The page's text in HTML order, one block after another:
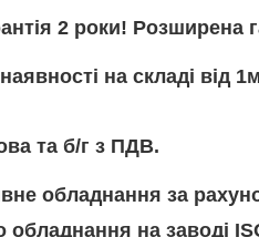
2 роки! Розширена
на складі від
та б/г з ПДВ.
обладнання за
на заводі